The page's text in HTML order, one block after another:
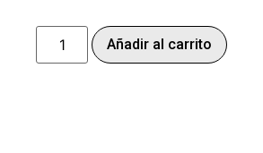
Añadir al carrito